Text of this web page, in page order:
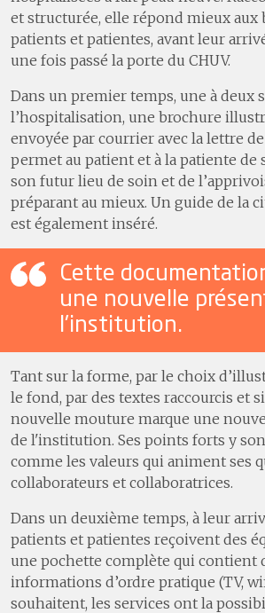
et structurée, elle répond mieux aux
patients et patientes, avant leur
une fois passé la porte du CHUV.
Dans un premier temps, une à deux
l’hospitalisation, une brochure
envoyée par courrier avec la lettre
permet au patient et à la patiente de
son futur lieu de soin et de
préparant au mieux. Un guide de la
est également inséré.
Cette
une nouvelle
l'institution.
Tant sur la forme, par le choix
le fond, par des textes raccourcis et
nouvelle mouture marque une
de l'institution. Ses points forts y
comme les valeurs qui animent ses
collaborateurs et collaboratrices.
Dans un deuxième temps, à leur
patients et patientes reçoivent des
une pochette complète qui contient
informations d’ordre pratique (TV,
souhaitent, les services ont la